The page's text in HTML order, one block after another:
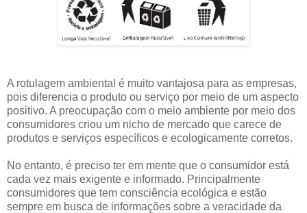
A rotulagem ambiental é muito vantajosa para as empresas,
pois diferencia o produto ou serviço por meio de um aspecto
positivo. A preocupação com o meio ambiente por meio dos
consumidores criou um nicho de mercado que carece de
produtos e serviços específicos e ecologicamente corretos.
No entanto, é preciso ter em mente que o consumidor está
cada vez mais exigente e informado. Principalmente
consumidores que tem consciência ecológica e estão
sempre em busca de informações sobre a veracidade da